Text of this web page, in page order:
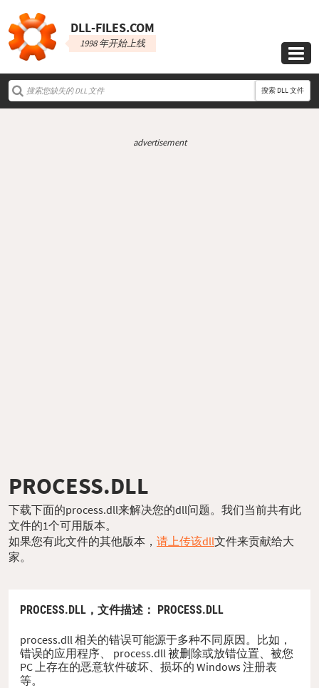
DLL‑FILES.COM
1998 年开始上线

搜索 DLL 文件
advertisement
PROCESS.DLL
下载下面的process.dll来解决您的dll问题。我们当前共有此
文件的1个可用版本。
如果您有此文件的其他版本， 请上传该dll文件来贡献给大
家。
PROCESS.DLL， 文件描述 ： PROCESS.DLL
process.dll 相关的错误可能源于多种不同原因。比如，
错误的应用程序、 process.dll 被删除或放错位置、被您
PC 上存在的恶意软件破坏、损坏的 Windows 注册表
等。